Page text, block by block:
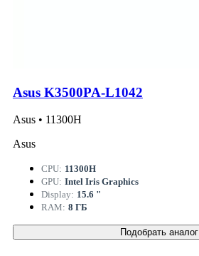
Asus K3500PA-L1042
Asus • 11300H
Asus
CPU: 11300H
GPU: Intel Iris Graphics
Display: 15.6 "
RAM: 8 ГБ
Подобрать аналог